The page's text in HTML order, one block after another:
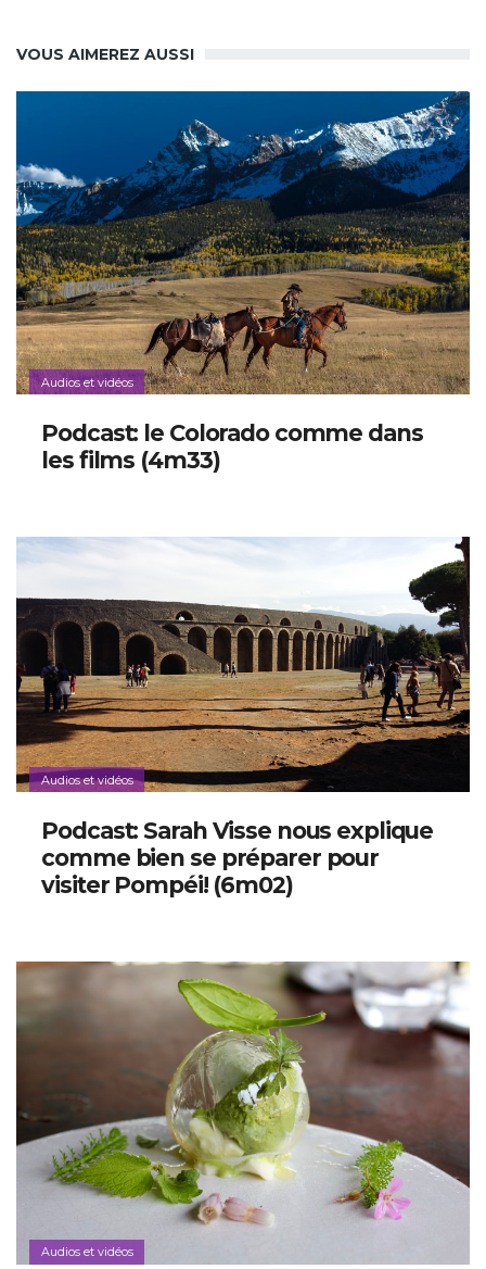
VOUS AIMEREZ AUSSI
Audios et vidéos
Podcast: le Colorado comme dans
les films (4m33)
Audios et vidéos
Podcast: Sarah Visse nous explique
comme bien se préparer pour
visiter Pompéi! (6m02)
Audios et vidéos